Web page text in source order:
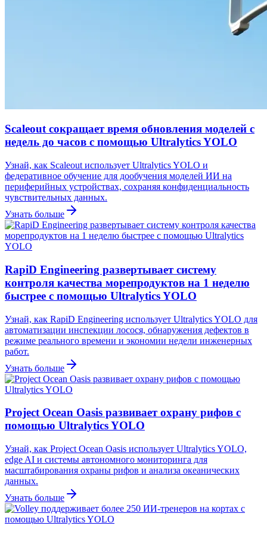
Scaleout сокращает время обновления моделей с
недель до часов с помощью Ultralytics YOLO
Узнай, как Scaleout использует Ultralytics YOLO и
федеративное обучение для дообучения моделей ИИ на
периферийных устройствах, сохраняя конфиденциальность
чувствительных данных.
Узнать больше
RapiD Engineering развертывает систему
контроля качества морепродуктов на 1 неделю
быстрее с помощью Ultralytics YOLO
Узнай, как RapiD Engineering использует Ultralytics YOLO для
автоматизации инспекции лосося, обнаружения дефектов в
режиме реального времени и экономии недели инженерных
работ.
Узнать больше
Project Ocean Oasis развивает охрану рифов с
помощью Ultralytics YOLO
Узнай, как Project Ocean Oasis использует Ultralytics YOLO,
edge AI и системы автономного мониторинга для
масштабирования охраны рифов и анализа океанических
данных.
Узнать больше